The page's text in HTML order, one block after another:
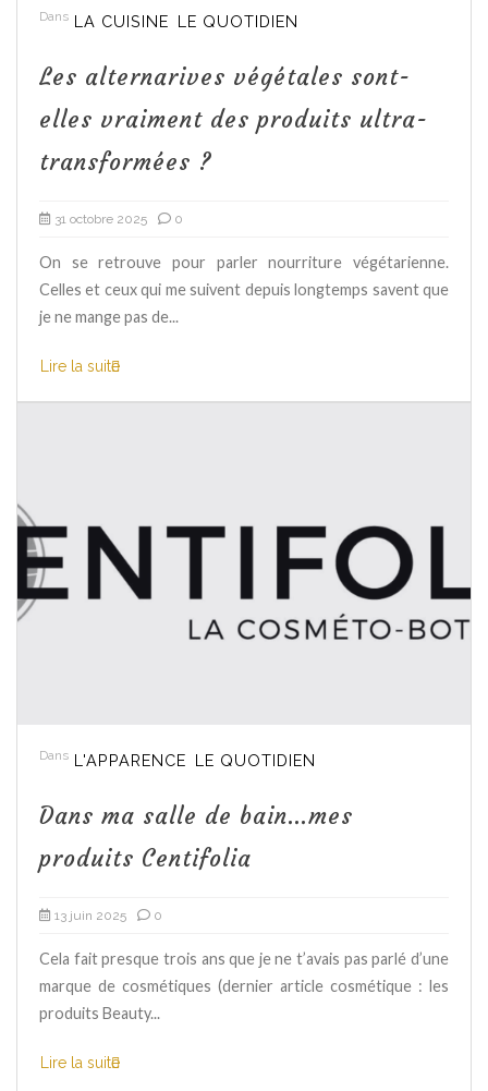
Dans LA CUISINE LE QUOTIDIEN
Les alternarives végétales sont-
elles vraiment des produits ultra-
transformées ?
31 octobre 2025 0
On se retrouve pour parler nourriture végétarienne.
Celles et ceux qui me suivent depuis longtemps savent que
je ne mange pas de...
Lire la suite
Dans L'APPARENCE LE QUOTIDIEN
Dans ma salle de bain…mes
produits Centifolia
13 juin 2025 0
Cela fait presque trois ans que je ne t’avais pas parlé d’une
marque de cosmétiques (dernier article cosmétique : les
produits Beauty...
Lire la suite